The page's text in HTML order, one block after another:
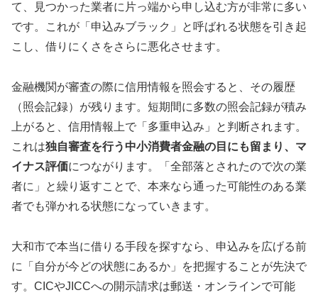
て、見つかった業者に片っ端から申し込む方が非常に多い
です。これが「申込みブラック」と呼ばれる状態を引き起
こし、借りにくさをさらに悪化させます。
金融機関が審査の際に信用情報を照会すると、その履歴
（照会記録）が残ります。短期間に多数の照会記録が積み
上がると、信用情報上で「多重申込み」と判断されます。
これは独自審査を行う中小消費者金融の目にも留まり、マ
イナス評価につながります。「全部落とされたので次の業
者に」と繰り返すことで、本来なら通った可能性のある業
者でも弾かれる状態になっていきます。
大和市で本当に借りる手段を探すなら、申込みを広げる前
に「自分が今どの状態にあるか」を把握することが先決で
す。CICやJICCへの開示請求は郵送・オンラインで可能